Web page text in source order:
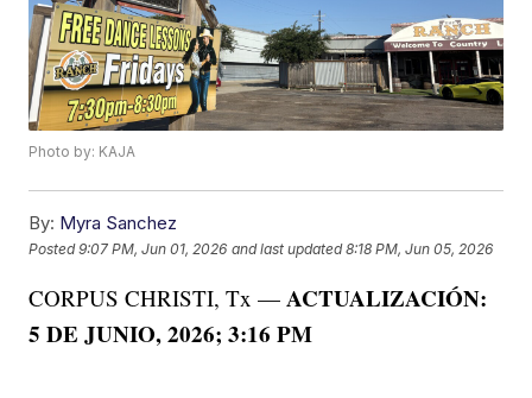
Photo by: KAJA
By: Myra Sanchez
Posted9:07 PM, Jun 01, 2026 and last updated 8:18 PM, Jun 05, 2026
CORPUS CHRISTI, Tx —ACTUALIZACIÓN:
5 DE JUNIO, 2026; 3:16 PM